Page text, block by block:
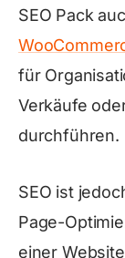
SEO Pack
für
Verkäufe
durchführen.
SEO ist
Page-
einer